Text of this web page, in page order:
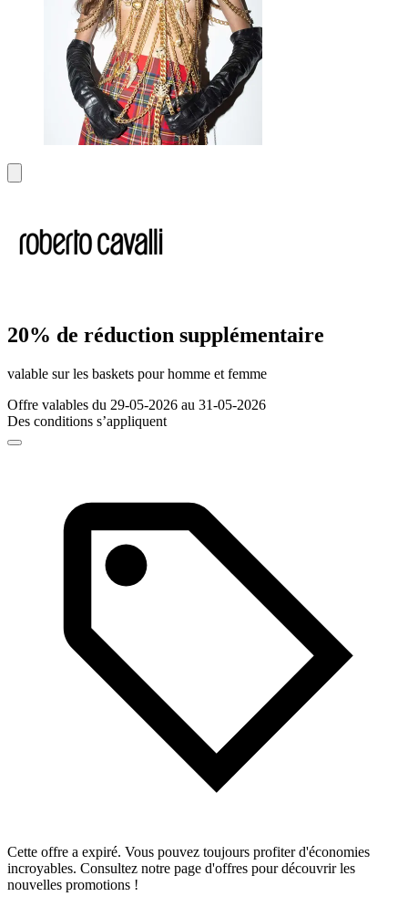
20% de réduction supplémentaire
valable sur les baskets pour homme et femme
Offre valables du 29-05-2026 au 31-05-2026
Des conditions s’appliquent
Cette offre a expiré. Vous pouvez toujours profiter d'économies
incroyables. Consultez notre page d'offres pour découvrir les
nouvelles promotions !